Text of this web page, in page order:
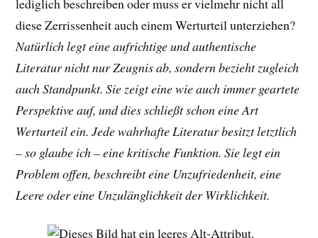
lediglich beschreiben oder muss er vielmehr nicht all
diese Zerrissenheit auch einem Werturteil unterziehen?
Natürlich legt eine aufrichtige und authentische
Literatur nicht nur Zeugnis ab, sondern bezieht zugleich
auch Standpunkt. Sie zeigt eine wie auch immer geartete
Perspektive auf, und dies schließt schon eine Art
Werturteil ein. Jede wahrhafte Literatur besitzt letztlich
– so glaube ich – eine kritische Funktion. Sie legt ein
Problem offen, beschreibt eine Unzufriedenheit, eine
Leere oder eine Unzulänglichkeit der Wirklichkeit.